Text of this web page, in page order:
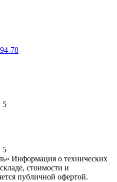
78
5
5
Информация о технических
стоимости и
публичной офертой.